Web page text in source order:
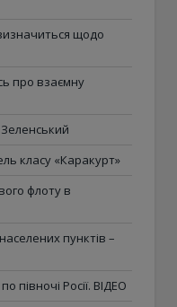
щодо
про взаємну
Зеленський
класу «Каракурт»
флоту в
пунктів –
півночі Росії. ВІДЕО